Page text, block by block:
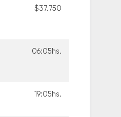
$37.750
06:05hs.
19:05hs.